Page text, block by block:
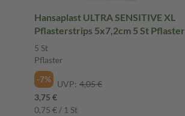
Hansaplast ULTRA SENSITIVE XL
Pflasterstrips 5x7,2cm 5 St Pflaster
5 St
Pflaster
-7%
UVP: 4,05 €
3,75 €
0,75 € / 1 St